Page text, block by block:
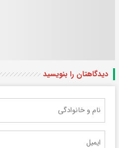
دیدگاهتان را بنویسید